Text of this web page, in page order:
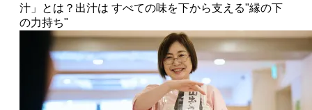
汁」とは？出汁は すべての味を下から支える"縁の下
の力持ち"